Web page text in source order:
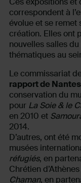
correspondent à
évolue et se remet
création. Elles ont
nouvelles salles
thématiques au
Le commissariat
rapport de
conservation du
pour La Soie & le
en 2010 et
2014.
D’autres, ont été
musées
réfugiés, en
Chrétien
Chaman, en